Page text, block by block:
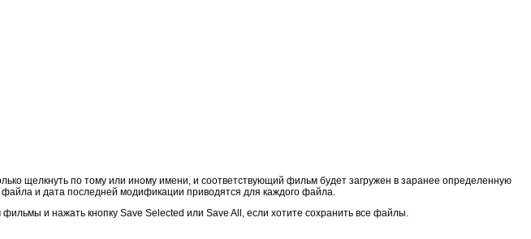
щелкнуть по тому или иному имени, и соответствующий фильм будет загружен в заранее определенную
и дата последней модификации приводятся для каждого файла.
и нажать кнопку Save Selected или Save All, если хотите сохранить все файлы.